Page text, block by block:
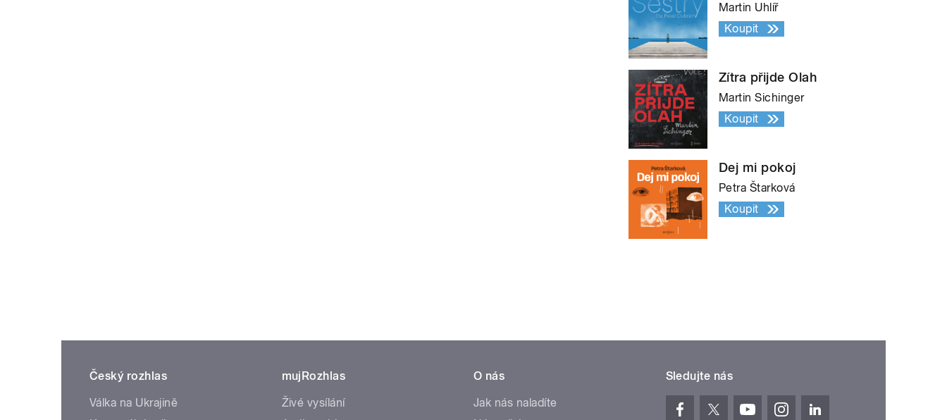
Martin Uhlíř
Koupit
Zítra přijde Olah
Martin Sichinger
Koupit
Dej mi pokoj
Petra Štarková
Koupit
Český rozhlas
Válka na Ukrajině
mujRozhlas
Živé vysílání
O nás
Jak nás naladíte
Sledujte nás